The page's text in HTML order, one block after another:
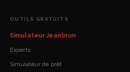
OUTILS GRATUITS
Simulateur Jeanbrun
Experts
Simulateur de prêt